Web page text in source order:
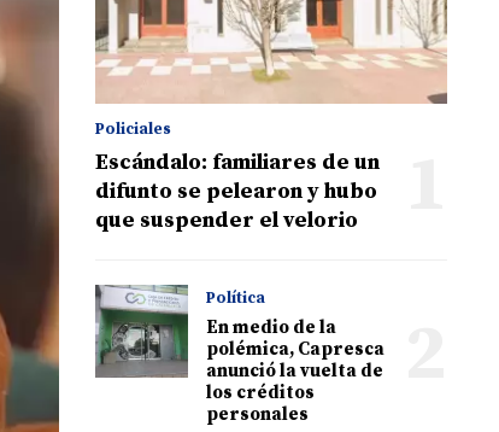
Policiales
Escándalo: familiares de un
difunto se pelearon y hubo
que suspender el velorio
Política
En medio de la
polémica, Capresca
anunció la vuelta de
los créditos
personales